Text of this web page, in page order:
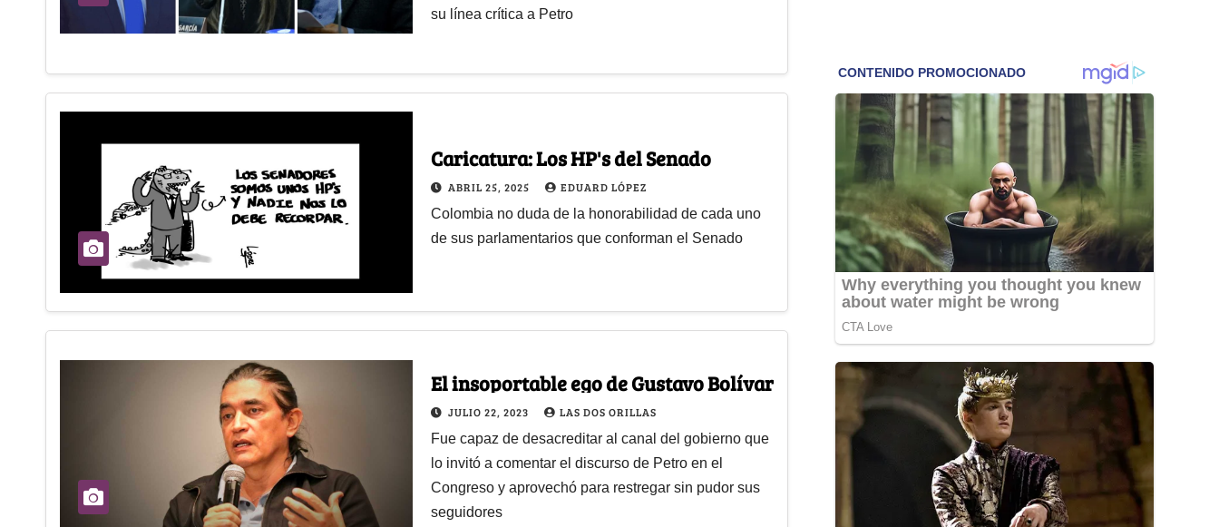
su línea crítica a Petro
Caricatura: Los HP's del Senado
ABRIL 25, 2025 EDUARD LÓPEZ
Colombia no duda de la honorabilidad de cada uno
de sus parlamentarios que conforman el Senado
El insoportable ego de Gustavo Bolívar
JULIO 22, 2023 LAS DOS ORILLAS
Fue capaz de desacreditar al canal del gobierno que
lo invitó a comentar el discurso de Petro en el
Congreso y aprovechó para restregar sin pudor sus
seguidores